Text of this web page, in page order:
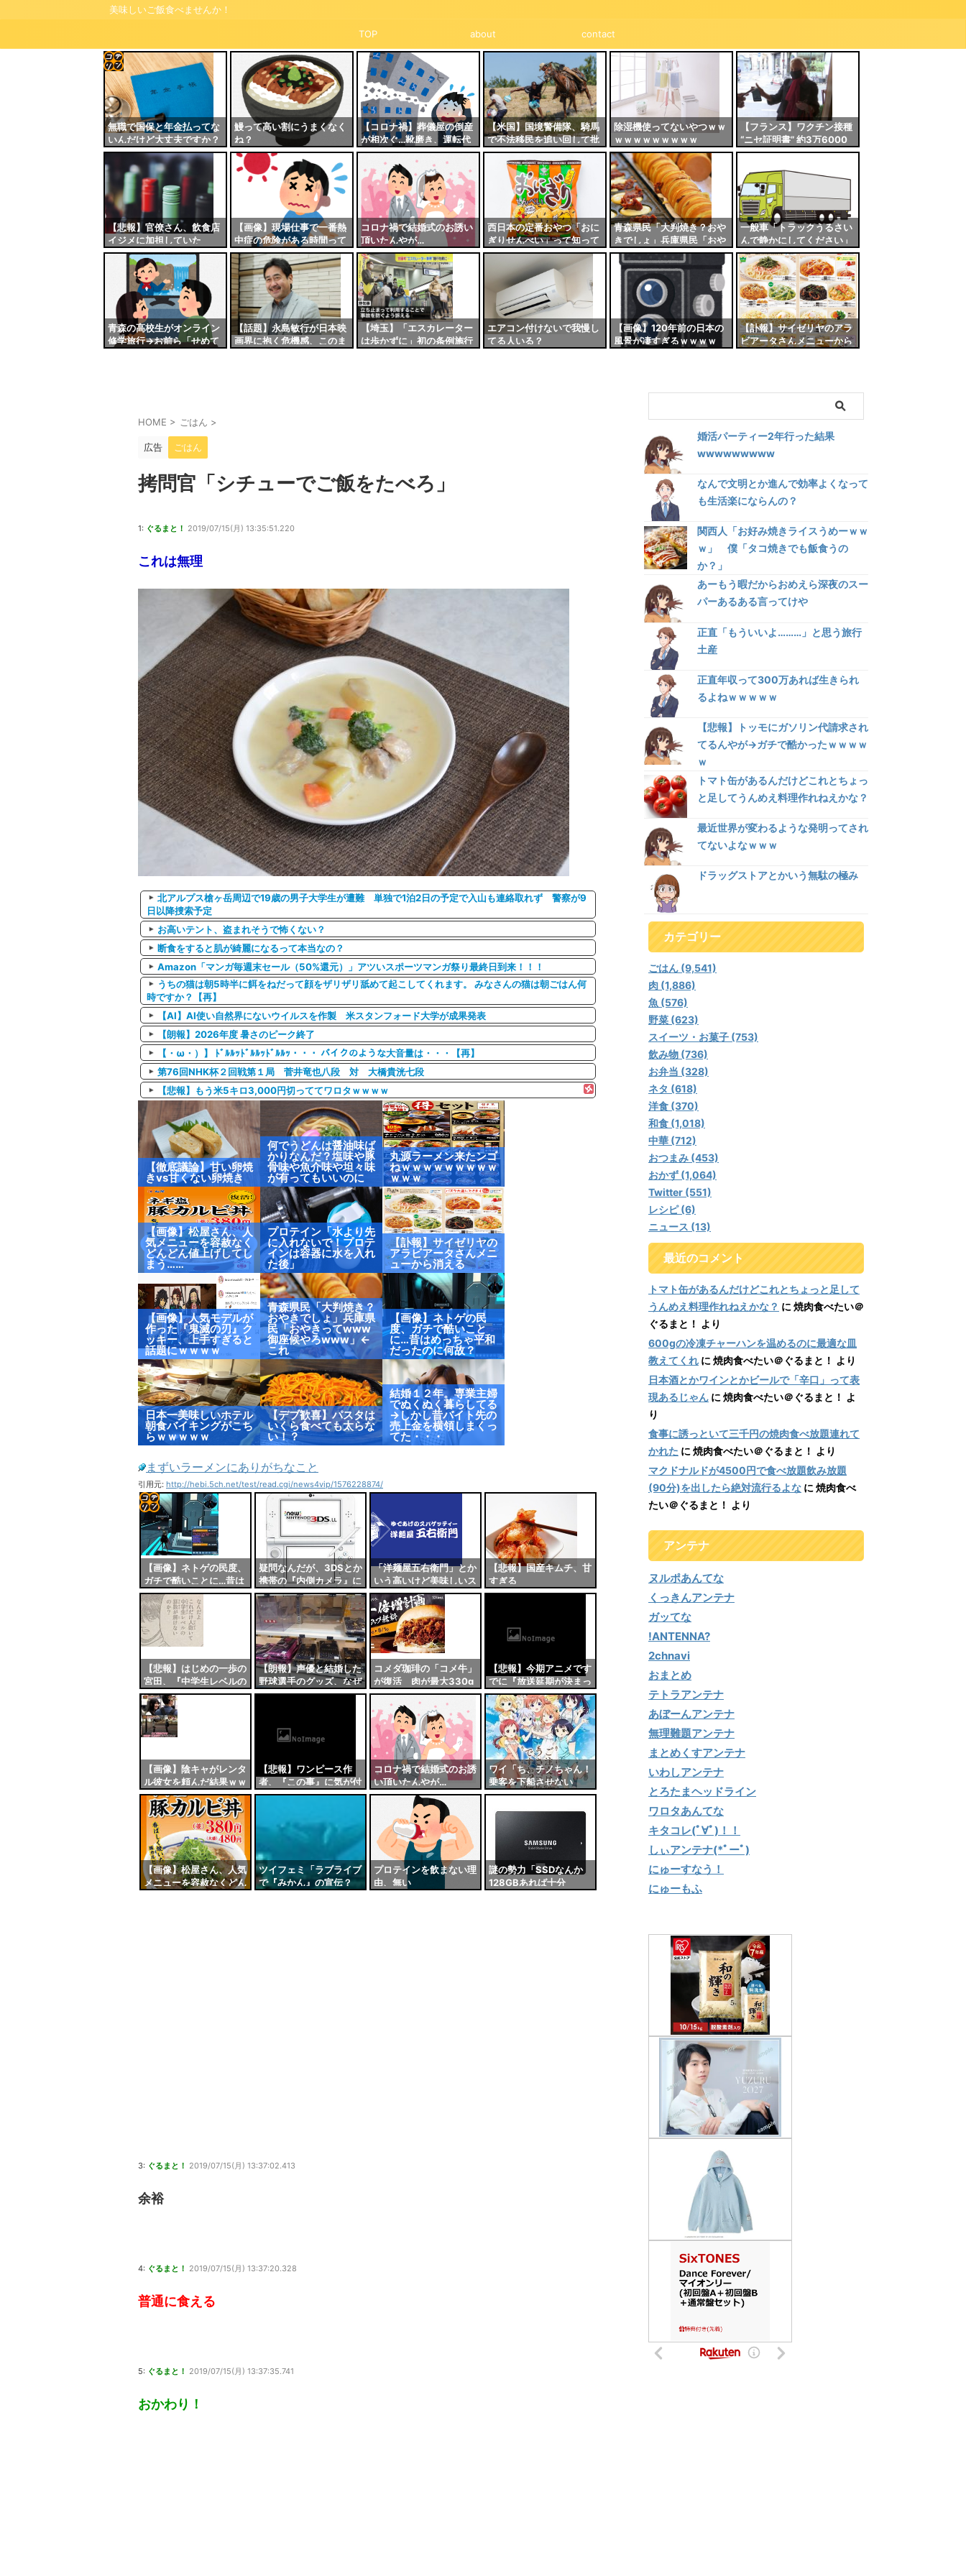
美味しいご飯食べませんか！
TOP about contact
無職で国保と年金払ってな
いんだけど大丈夫ですか？
鰻って高い割にうまくなく
ね？
【コロナ禍】葬儀屋の倒産
が相次ぐ…靴磨き、運転代
行、多岐にわたる業種が苦
【米国】国境警備隊、騎馬
で不法移民を追い回して批
判殺到
除湿機使ってないやつｗｗ
ｗｗｗｗｗｗｗｗｗ
【フランス】ワクチン接種
“ニセ証明書” 約3万6000
人が所持…医療従事者270
【悲報】官僚さん、飲食店
イジメに加担していた
【画像】現場仕事で一番熱
中症の危険がある時間って
これだよなｗｗｗｗ
コロナ禍で結婚式のお誘い
頂いたんやが…
西日本の定番おやつ「おに
ぎりせんべい」って知って
る？
青森県民「大判焼き？おや
きでしょ」兵庫県民「おや
きってwww御座候やろ
www」←これ
一般車「トラックうるさい
んで静かにしてください」
運ちゃん「ここ大型枠。冷
凍機切れるか馬鹿」
青森の高校生がオンライン
修学旅行→お前ら「せめて
【話題】永島敏行が日本映
画界に抱く危機感、このま
【埼玉】「エスカレーター
は歩かずに」初の条例施行
エアコン付けないで我慢し
てる人いる？
【画像】120年前の日本の
風景が凄すぎるｗｗｗｗ
【訃報】サイゼリヤのアラ
ビアータさんメニューから
コテ
リン
- 固
定リ
更新
ツー
ル
HOME > ごはん >
広告 ごはん
拷問官「シチューでご飯をたべろ」
1: ぐるまと！ 2019/07/15(月) 13:35:51.220
これは無理
北アルプス槍ヶ岳周辺で19歳の男子大学生が遭難 単独で1泊2日の予定で入山も連絡取れず 警察が9
日以降捜索予定
お高いテント、盗まれそうで怖くない？
断食をすると肌が綺麗になるって本当なの？
Amazon「マンガ毎週末セール（50%還元）」アツいスポーツマンガ祭り最終日到来！！！
うちの猫は朝5時半に餌をねだって顔をザリザリ舐めて起こしてくれます。 みなさんの猫は朝ごはん何
時ですか？【再】
【AI】AI使い自然界にないウイルスを作製 米スタンフォード大学が成果発表
【朗報】2026年度 暑さのピーク終了
【・ω・）】 ﾄﾞﾙﾙｯﾄﾞﾙﾙｯﾄﾞﾙﾙｯ・・・ バイクのような大音量は・・・【再】
第76回NHK杯２回戦第１局 菅井竜也八段 対 大橋貴洸七段
【悲報】もう米5キロ3,000円切っててワロタｗｗｗｗ
【徹底議論】甘い卵焼
きvs甘くない卵焼き
何でうどんは醤油味ば
かりなんだ？塩味や豚
骨味や魚介味や坦々味
が有ってもいいのに
丸源ラーメン来たンゴ
ねｗｗｗｗｗｗｗｗｗ
ｗｗｗ
【画像】松屋さん、人
気メニューを容赦なく
どんどん値上げしてし
まう……
プロテイン「水より先
に入れないで！プロテ
インは容器に水を入れ
た後」
【訃報】サイゼリヤの
アラビアータさんメニ
ューから消える
【画像】人気モデルが
作った『鬼滅の刃』ク
ッキー、上手すぎると
話題にｗｗｗｗ
青森県民「大判焼き？
おやきでしょ」兵庫県
民「おやきってwww
御座候やろwww」←
これ
【画像】ネトゲの民
度、ガチで酷いこと
に…昔はめっちゃ平和
だったのに何故？
日本一美味しいホテル
朝食バイキングがこち
らｗｗｗｗｗ
【デブ歓喜】パスタは
いくら食べても太らな
い！？
結婚１２年。専業主婦
でぬくぬく暮らしてる
→しかし昔バイト先の
売上金を横領しまくっ
てた・・・
まずいラーメンにありがちなこと
引用元: http://hebi.5ch.net/test/read.cgi/news4vip/1576228874/
【画像】ネトゲの民度、
ガチで酷いことに…昔は
めっちゃ平和だったのに
何故？
疑問なんだが、3DSとか
携帯の『内側カメラ』に
シール貼るのって普通だ
よな？
「洋麺屋五右衛門」とか
いう高いけど美味しいス
パゲッティ屋さん
【悲報】国産キムチ、甘
すぎる
【悲報】はじめの一歩の
宮田、『中学生レベルの
算数』すら解けない
【朗報】声優と結婚した
野球選手のグッズ、なぜ
か完売する事態にｗｗｗ
コメダ珈琲の「コメ牛」
が復活 肉が最大330g
まで増量できるハンバー
ガー
【悲報】今期アニメです
でに『放送延期が決まっ
ている作品』がこちら…
【画像】陰キャがレンタ
ル彼女を頼んだ結果ｗｗ
ｗｗ
【悲報】ワンピース作
者、『この事』に気が付
いてしまうと大変なこと
コロナ禍で結婚式のお誘
い頂いたんやが…
ワイ「ち、チノちゃん！
乗客を下船させない
で！」チノ「うるさいで
【画像】松屋さん、人気
メニューを容赦なくどん
ツイフェミ「ラブライブ
で『みかん』の宣伝？
プロテインを飲まない理
由、無い
謎の勢力「SSDなんか
128GBあれば十分
コテ
リン
- 固
定リ
ンク
自動
更新
ツー
ル
3: ぐるまと！ 2019/07/15(月) 13:37:02.413
余裕
4: ぐるまと！ 2019/07/15(月) 13:37:20.328
普通に食える
5: ぐるまと！ 2019/07/15(月) 13:37:35.741
おかわり！
婚活パーティー2年行った結果
wwwwwwwww
なんで文明とか進んで効率よくなって
も生活楽にならんの？
関西人「お好み焼きライスうめーｗｗ
ｗ」 僕「タコ焼きでも飯食うの
か？」
あーもう暇だからおめえら深夜のスー
パーあるある言ってけや
正直「もういいよ………」と思う旅行
土産
正直年収って300万あれば生きられ
るよねｗｗｗｗｗ
【悲報】トッモにガソリン代請求され
てるんやが→ガチで酷かったｗｗｗｗ
ｗ
トマト缶があるんだけどこれとちょっ
と足してうんめえ料理作れねえかな？
最近世界が変わるような発明ってされ
てないよなｗｗｗ
ドラッグストアとかいう無駄の極み
カテゴリー
ごはん (9,541)
肉 (1,886)
魚 (576)
野菜 (623)
スイーツ・お菓子 (753)
飲み物 (736)
お弁当 (328)
ネタ (618)
洋食 (370)
和食 (1,018)
中華 (712)
おつまみ (453)
おかず (1,064)
Twitter (551)
レシピ (6)
ニュース (13)
最近のコメント
トマト缶があるんだけどこれとちょっと足して
うんめえ料理作れねえかな？ に 焼肉食べたい＠
ぐるまと！ より
600gの冷凍チャーハンを温めるのに最適な皿
教えてくれ に 焼肉食べたい＠ぐるまと！ より
日本酒とかワインとかビールで「辛口」って表
現あるじゃん に 焼肉食べたい＠ぐるまと！ よ
り
食事に誘っといて三千円の焼肉食べ放題連れて
かれた に 焼肉食べたい＠ぐるまと！ より
マクドナルドが4500円で食べ放題飲み放題
(90分)を出したら絶対流行るよな に 焼肉食べ
たい＠ぐるまと！ より
アンテナ
ヌルポあんてな
くっきんアンテナ
ガッてな
!ANTENNA?
2chnavi
おまとめ
テトラアンテナ
あぼーんアンテナ
無理難題アンテナ
まとめくすアンテナ
いわしアンテナ
とろたまヘッドライン
ワロタあんてな
キタコレ(ﾟ∀ﾟ)！！
しぃアンテナ(*ﾟーﾟ)
にゅーすなう！
にゅーもふ